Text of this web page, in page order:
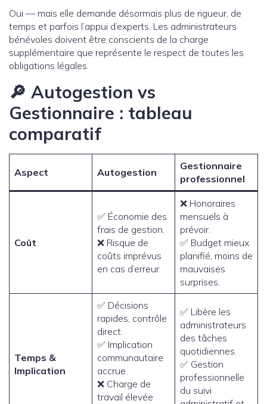
Oui — mais elle demande désormais plus de rigueur, de
temps et parfois l’appui d’experts. Les administrateurs
bénévoles doivent être conscients de la charge
supplémentaire que représente le respect de toutes les
obligations légales.
🔎 Autogestion vs
Gestionnaire : tableau
comparatif
Aspect Autogestion
Gestionnaire
professionnel
Coût
✅ Économie des
frais de gestion.
❌ Risque de
coûts imprévus
en cas d’erreur.
❌ Honoraires
mensuels à
prévoir.
✅ Budget mieux
planifié, moins de
mauvaises
surprises.
Temps &
Implication
✅ Décisions
rapides, contrôle
direct.
✅ Implication
communautaire
accrue.
❌ Charge de
travail élevée
✅ Libère les
administrateurs
des tâches
quotidiennes.
✅ Gestion
professionnelle
du suivi